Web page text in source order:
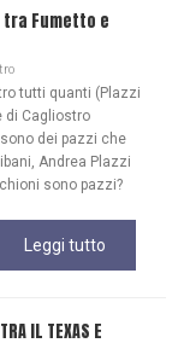
Fumetto e
tutti quanti (Plazzi
di Cagliostro
dei pazzi che
Andrea Plazzi
sono pazzi?
Leggi tutto
IL TEXAS E